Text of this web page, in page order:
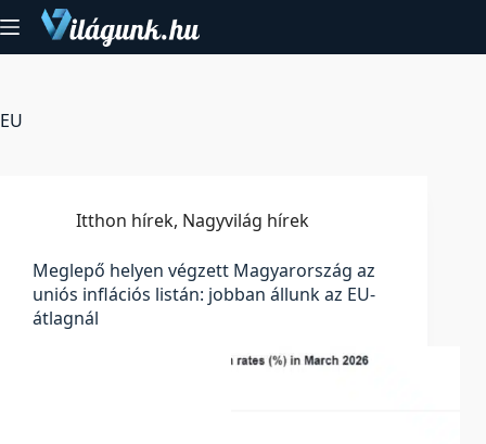
to
content
EU
Itthon hírek, Nagyvilág hírek
Meglepő helyen végzett Magyarország az
uniós inflációs listán: jobban állunk az EU-
átlagnál